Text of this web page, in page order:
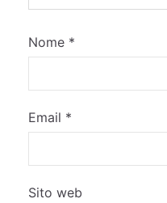
Nome *
Email *
Sito web